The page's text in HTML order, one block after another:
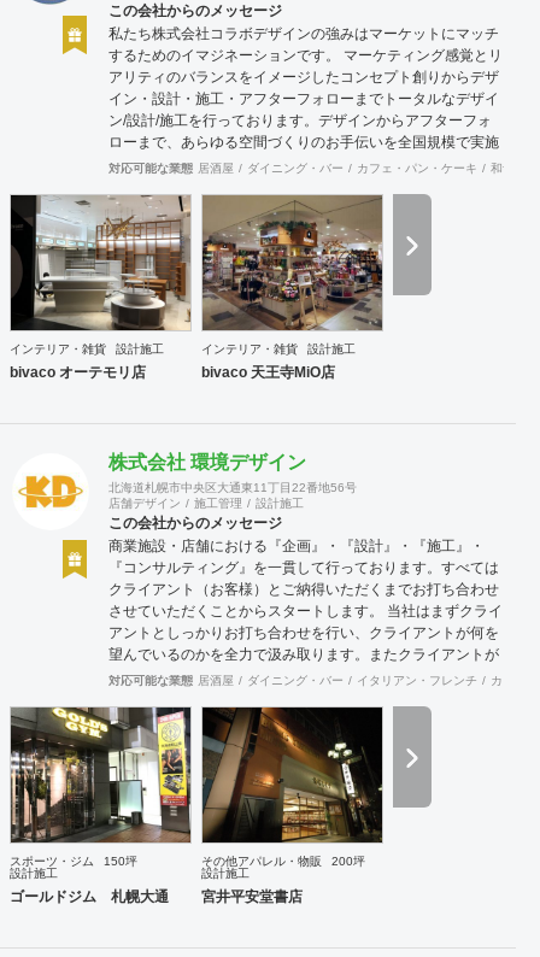
この会社からのメッセージ
私たち株式会社コラボデザインの強みはマーケットにマッチ
するためのイマジネーションです。 マーケティング感覚とリ
アリティのバランスをイメージしたコンセプト創りからデザ
イン・設計・施工・アフターフォローまでトータルなデザイ
ン/設計/施工を行っております。デザインからアフターフォ
ローまで、あらゆる空間づくりのお手伝いを全国規模で実施
できます。上海にもオフィスがございますので、中国での実
対応可能な業態 居酒屋 ダイニング・バー カフェ・パン・ケーキ 和食・
インテリア・雑貨 設計施工
bivaco オーテモリ店
インテリア・雑貨 設計施工
bivaco 天王寺MiO店
株式会社 環境デザイン
北海道札幌市中央区大通東11丁目22番地56号
店舗デザイン
施工管理 設計施工
この会社からのメッセージ
商業施設・店舗における『企画』・『設計』・『施工』・
『コンサルティング』を一貫して行っております。すべては
クライアント（お客様）とご納得いただくまでお打ち合わせ
させていただくことからスタートします。 当社はまずクライ
アントとしっかりお打ち合わせを行い、クライアントが何を
望んでいるのかを全力で汲み取ります。またクライアントが
思い描いていることをどのように表現していいのかお困りの
培ってきた当社ならではのノウハウでご提案いたします。
対応可能な業態 居酒屋 ダイニング・バー イタリアン・フレンチ カフェ
スポーツ・ジム
150坪
設計施工
ゴールドジム 札幌大通
その他アパレル・物販
200坪
設計施工
宮井平安堂書店